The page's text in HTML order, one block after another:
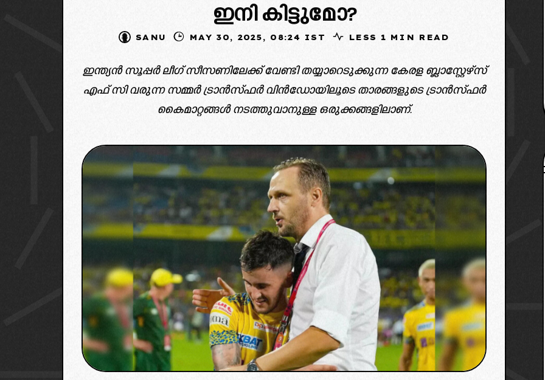
ഇനി കിട്ടുമോ?
SANU MAY 30, 2025, 08:24 IST LESS 1 MIN READ
ഇന്ത്യൻ സൂപ്പർ ലീഗ് സീസണിലേക്ക് വേണ്ടി തയ്യാറെടുക്കുന്ന കേരള ബ്ലാസ്റ്റേഴ്സ്
എഫ് സി വരുന്ന സമ്മർ ട്രാൻസ്ഫർ വിൻഡോയിലൂടെ താരങ്ങളുടെ ട്രാൻസ്ഫർ
കൈമാറ്റങ്ങൾ നടത്തുവാനുള്ള ഒരുക്കങ്ങളിലാണ്.